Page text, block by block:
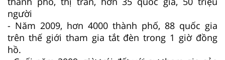
người
- Năm 2009, hơn 4000 thành phố, 88 quốc gia
trên thế giới tham gia tắt đèn trong 1 giờ đồng
hồ.